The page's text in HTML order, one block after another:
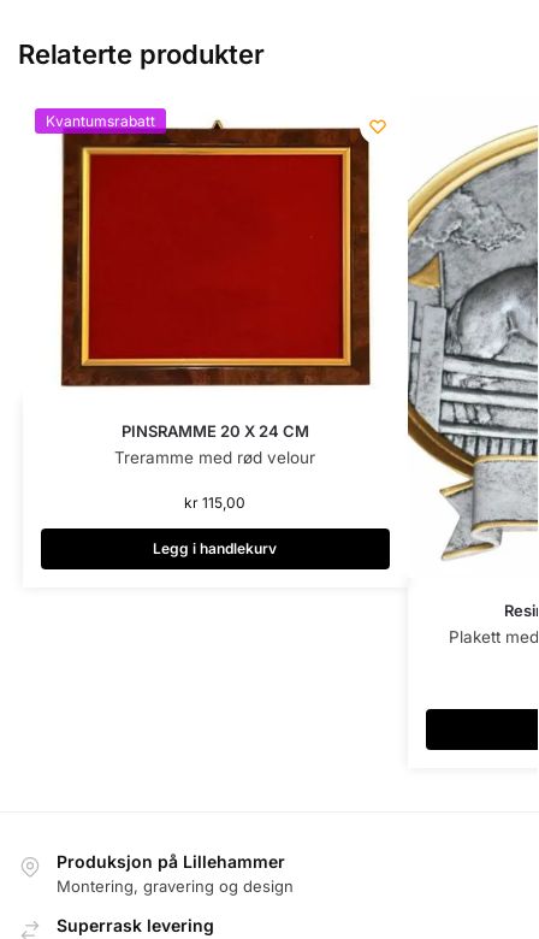
Relaterte produkter
Kvantumsrabatt
PINSRAMME 20 X 24 CM
Treramme med rød velour
kr 115,00
Legg i handlekurv
Plakett
Produksjon på Lillehammer
Montering, gravering og design
Superrask levering